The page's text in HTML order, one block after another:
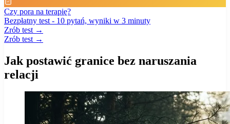
Czy pora na terapię?
Bezpłatny test - 10 pytań, wyniki w 3 minuty
Zrób test →
Zrób test →
Jak postawić granice bez naruszania
relacji